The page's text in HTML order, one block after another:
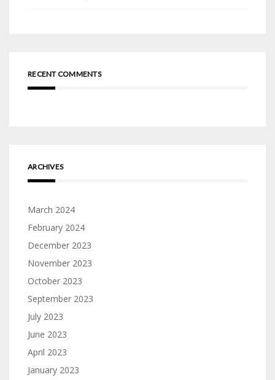
RECENT COMMENTS
ARCHIVES
March 2024
February 2024
December 2023
November 2023
October 2023
September 2023
July 2023
June 2023
April 2023
January 2023